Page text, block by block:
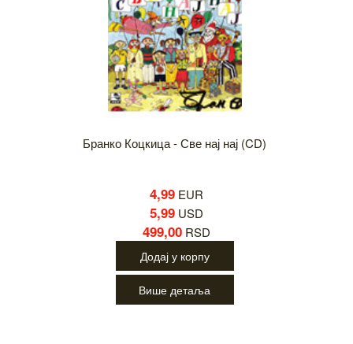
Бранко Коцкица - Све нај нај (CD)
4,99 EUR
5,99 USD
499,00 RSD
Додај у корпу
Више детаља